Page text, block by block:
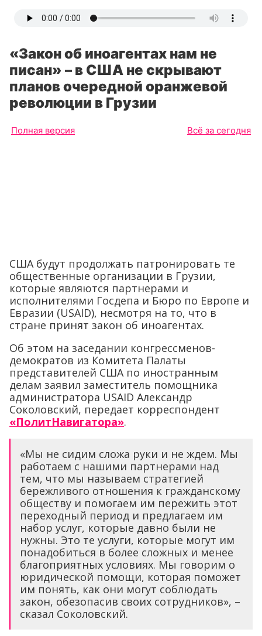
«Закон об иноагентах нам не
писан» – в США не скрывают
планов очередной оранжевой
революции в Грузии
Полная версия Всё за сегодня
США будут продолжать патронировать те
общественные организации в Грузии,
которые являются партнерами и
исполнителями Госдепа и Бюро по Европе и
Евразии (USAID), несмотря на то, что в
стране принят закон об иноагентах.
Об этом на заседании конгрессменов-
демократов из Комитета Палаты
представителей США по иностранным
делам заявил заместитель помощника
администратора USAID Александр
Соколовский, передает корреспондент
«ПолитНавигатора».
«Мы не сидим сложа руки и не ждем. Мы
работаем с нашими партнерами над
тем, что мы называем стратегией
бережливого отношения к гражданскому
обществу и помогаем им пережить этот
переходный период и предлагаем им
набор услуг, которые давно были не
нужны. Это те услуги, которые могут им
понадобиться в более сложных и менее
благоприятных условиях. Мы говорим о
юридической помощи, которая поможет
им понять, как они могут соблюдать
закон, обезопасив своих сотрудников», –
сказал Соколовский.